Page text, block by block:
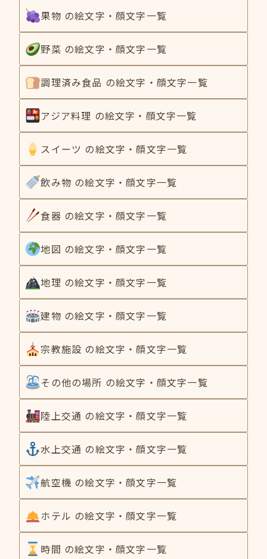
果物 の絵文字・顔文字一覧
野菜 の絵文字・顔文字一覧
調理済み食品 の絵文字・顔文字一覧
アジア料理 の絵文字・顔文字一覧
スイーツ の絵文字・顔文字一覧
飲み物 の絵文字・顔文字一覧
食器 の絵文字・顔文字一覧
地図 の絵文字・顔文字一覧
地理 の絵文字・顔文字一覧
建物 の絵文字・顔文字一覧
宗教施設 の絵文字・顔文字一覧
その他の場所 の絵文字・顔文字一覧
陸上交通 の絵文字・顔文字一覧
水上交通 の絵文字・顔文字一覧
航空機 の絵文字・顔文字一覧
ホテル の絵文字・顔文字一覧
時間 の絵文字・顔文字一覧